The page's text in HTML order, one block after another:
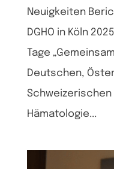
Neuigkeiten
DGHO in Köln
Tage
Deutschen,
Hämatologie...